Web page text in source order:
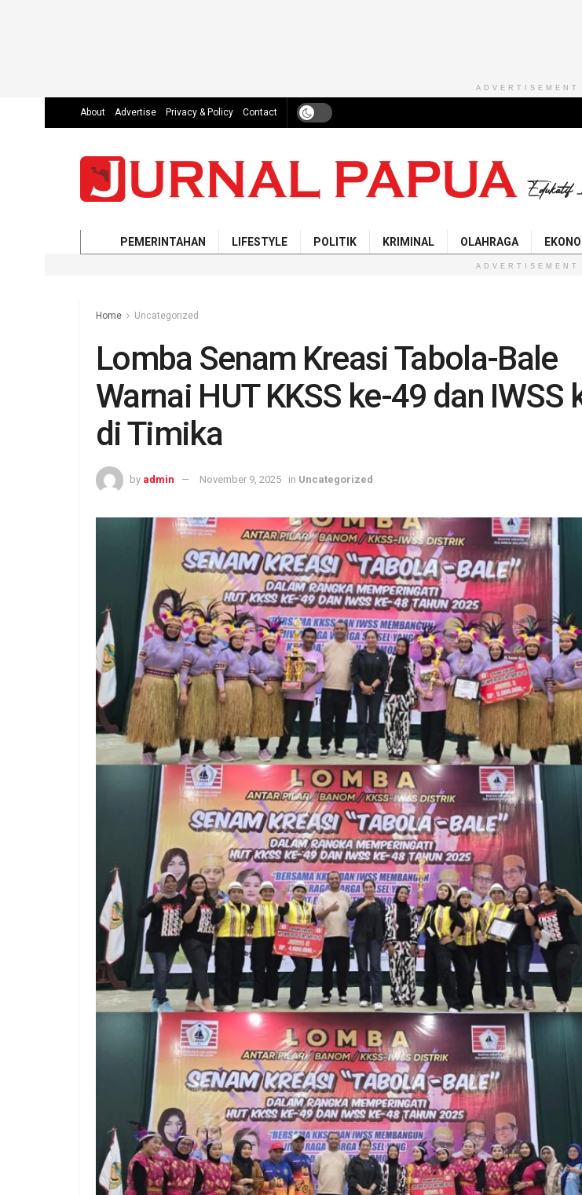
ADVERTISEMENT
About Advertise Privacy & Policy Contact
PEMERINTAHAN LIFESTYLE POLITIK KRIMINAL OLAHRAGA
ADVERTISEMENT
Home Uncategorized
Lomba Senam Kreasi Tabola-Bale
Warnai HUT KKSS ke-49 dan IWSS
di Timika
by admin November 9, 2025 in Uncategorized